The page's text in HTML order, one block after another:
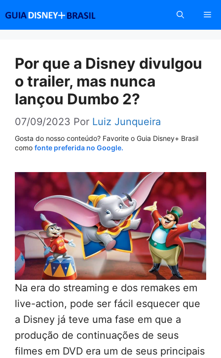
conteúdo
Por que a Disney divulgou
o trailer, mas nunca
lançou Dumbo 2?
07/09/2023 Por Luiz Junqueira
Gosta do nosso conteúdo? Favorite o Guia Disney+ Brasil
como fonte preferida no Google.
Na era do streaming e dos remakes em
live-action, pode ser fácil esquecer que
a Disney já teve uma fase em que a
produção de continuações de seus
filmes em DVD era um de seus principais